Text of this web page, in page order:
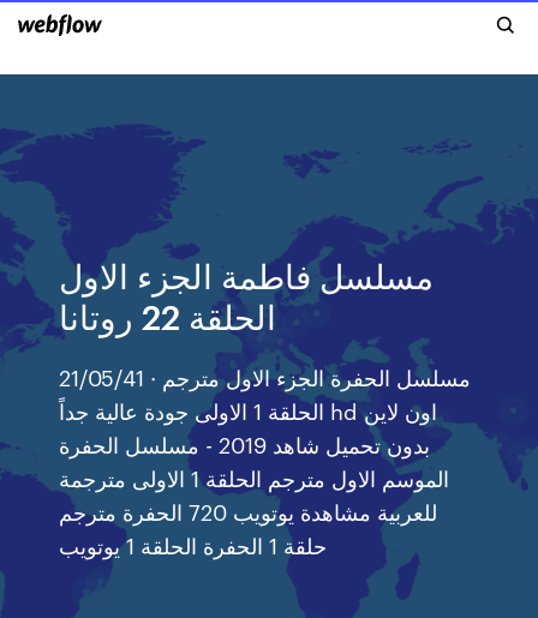
مسلسل فاطمة الجزء الاول
الحلقة 22 روتانا
21/05/41 · مسلسل الحفرة الجزء الاول مترجم
الحلقة 1 الاولى جودة عالية جداً hd اون لاين
بدون تحميل شاهد 2019 - مسلسل الحفرة
الموسم الاول مترجم الحلقة 1 الاولى مترجمة
للعربية مشاهدة يوتويب 720 الحفرة مترجم
حلقة 1 الحفرة الحلقة 1 يوتويب